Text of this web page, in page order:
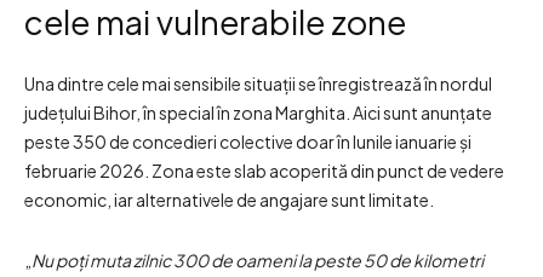
cele mai vulnerabile zone
Una dintre cele mai sensibile situații se înregistrează în nordul
județului Bihor, în special în zona Marghita. Aici sunt anunțate
peste 350 de concedieri colective doar în lunile ianuarie și
februarie 2026. Zona este slab acoperită din punct de vedere
economic, iar alternativele de angajare sunt limitate.
Nu poți muta zilnic 300 de oameni la peste 50 de kilometri